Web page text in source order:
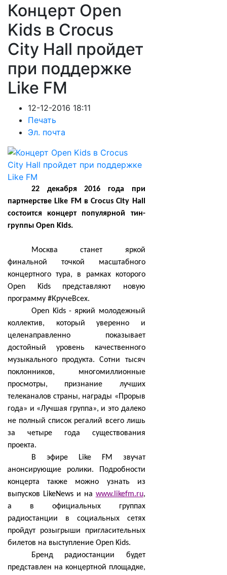
Концерт Open
Kids в Crocus
City Hall пройдет
при поддержке
Like FM
12-12-2016 18:11
Печать
Эл. почта
22 декабря 2016 года при
партнерстве Like FM в Crocus City Hall
состоится концерт популярной тин-
группы Open Kids.
Москва станет яркой
финальной точкой масштабного
концертного тура, в рамках которого
Open Kids представляют новую
программу #КручеВсех.
Open Kids - яркий молодежный
коллектив, который уверенно и
целенаправленно показывает
достойный уровень качественного
музыкального продукта. Сотни тысяч
поклонников, многомиллионные
просмотры, признание лучших
телеканалов страны, награды «Прорыв
года» и «Лучшая группа», и это далеко
не полный список регалий всего лишь
за четыре года существования
проекта.
В эфире Like FM звучат
анонсирующие ролики. Подробности
концерта также можно узнать из
выпусков LikeNews и на www.likefm.ru,
а в официальных группах
радиостанции в социальных сетях
пройдут розыгрыши пригласительных
билетов на выступление Open Kids.
Бренд радиостанции будет
представлен на концертной площадке,